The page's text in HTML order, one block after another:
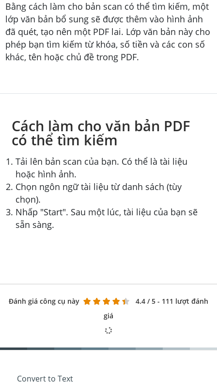
Bằng cách làm cho bản scan có thể tìm kiếm, một
lớp văn bản bổ sung sẽ được thêm vào hình ảnh
đã quét, tạo nên một PDF lai. Lớp văn bản này cho
phép bạn tìm kiếm từ khóa, số tiền và các con số
khác, tên hoặc chủ đề trong PDF.
Cách làm cho văn bản PDF
có thể tìm kiếm
Tải lên bản scan của bạn. Có thể là tài liệu
hoặc hình ảnh.
Chọn ngôn ngữ tài liệu từ danh sách (tùy
chọn).
Nhấp "Start". Sau một lúc, tài liệu của bạn sẽ
sẵn sàng.
Đánh giá công cụ này 4.4 / 5 - 111 lượt đánh
giá
Convert to Text